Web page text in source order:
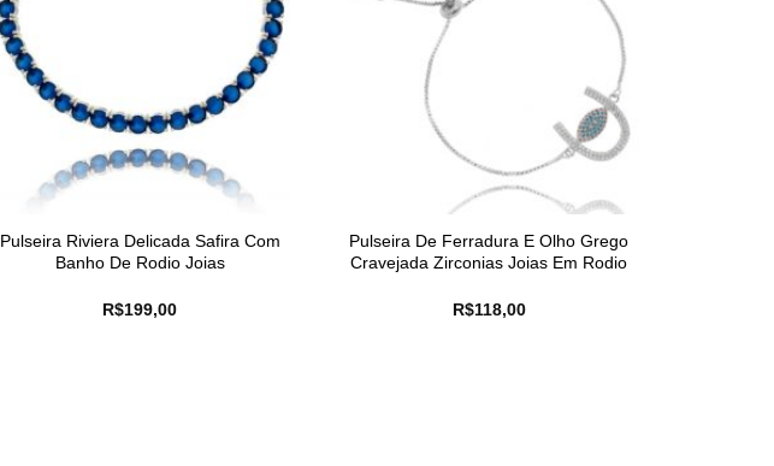
Pulseira Riviera Delicada Safira Com
Banho De Rodio Joias
R$199,00
Pulseira De Ferradura E Olho Grego
Cravejada Zirconias Joias Em Rodio
R$118,00